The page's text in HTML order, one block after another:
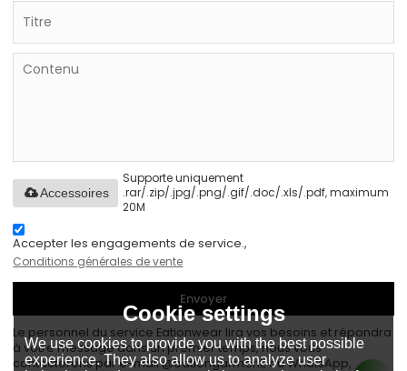
Supporte uniquement
.rar/.zip/.jpg/.png/.gif/.doc/.xls/.pdf, maximum
20M
Accessoires
Accepter les engagements de service.,
Conditions générales de vente
Envoyer
Le personnel du service Eationwear lira vos besoins et répondra
à votre message dans un premier temps, nous vous
contacterons par e-mail @eationgarment, ou WhatsApp,
Cookie settings
We use cookies to provide you with the best possible
experience. They also allow us to analyze user